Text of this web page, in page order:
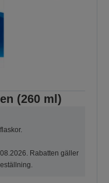
(260 ml)
Rabatten gäller